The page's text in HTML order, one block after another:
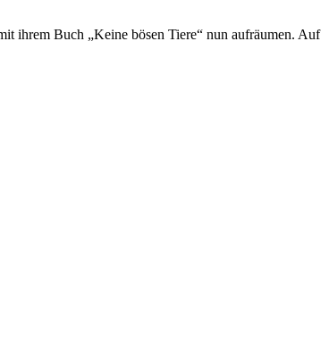
ihrem Buch „Keine bösen Tiere“ nun aufräumen. Auf